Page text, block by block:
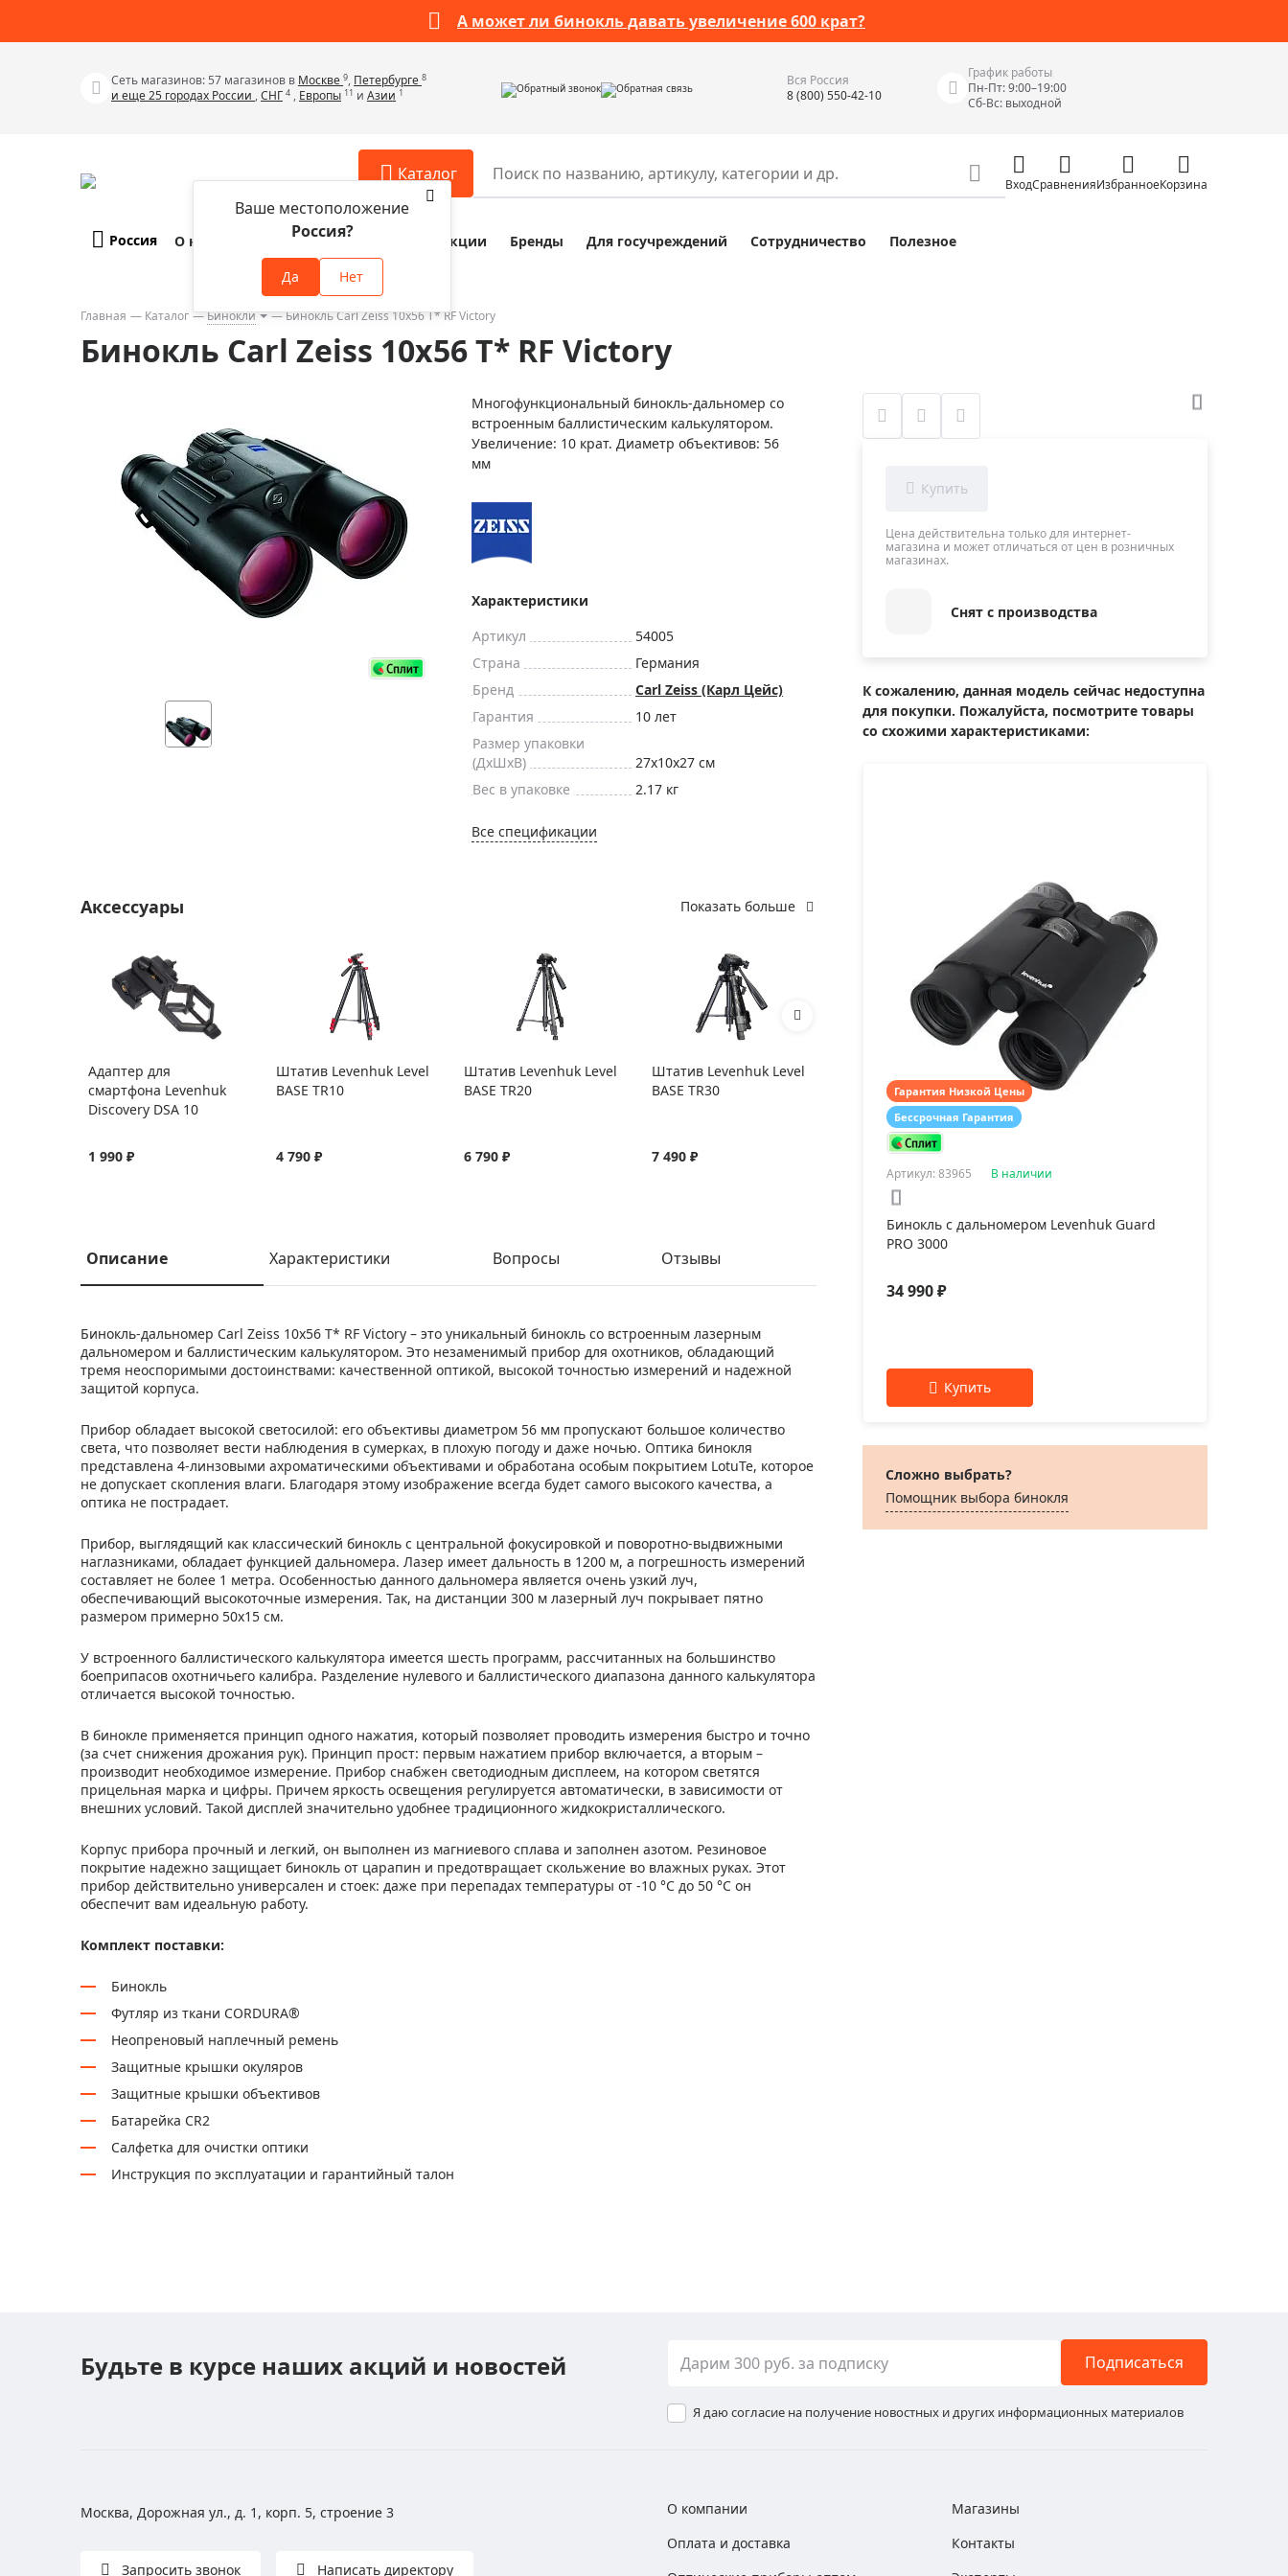
А может ли бинокль давать увеличение 600 крат?
Сеть магазинов: 57 магазинов в Москве 9, Петербурге 8
и еще 25 городах России ,СНГ 4 , Европы 11 и Азии 1 Обратный звонок Обратная связь
Вся Россия
8 (800) 550-42-10
График работы
Пн-Пт: 9:00–19:00
Сб-Вс: выходной
Каталог
Телескопы
Бинокли
Зрительные трубы
Приборы ночного видения
Тепловизоры
Прицелы
Метеостанции, барометры, часы
Астропланетарии
Подарки
Аксессуары для микроскопов
Аксессуары для зрительных труб
Аксессуары для луп
Аксессуары для приборов ночного
Распродажа
Распродажа оптики по специальным
ценам
Распродажа выставочных образцов
Разное
Наборы исследователя Bresser Junior
Наборы для химических опытов
Глобусы
Глобусы интерактивные
Фонари
Элементы питания, карты памяти
Фотоловушки
Фотооборудование
Мерч
Измерительные инструменты
Приборы неразрушающего контроля
Приборы теплового контроля
Детекторы проводки
Лазерные дальномеры
Курвиметры
Тестеры качества воды
ВходСравненияИзбранноеКорзина
Россия
Ваше местоположение
Россия?
Да Нет
О компании Оплата и доставка Акции Бренды Для госучреждений Сотрудничество Полезное
Главная Каталог Бинокли Бинокль Carl Zeiss 10x56 Т* RF Victory
Бинокль Carl Zeiss 10x56 Т* RF Victory
Многофункциональный бинокль-дальномер со
встроенным баллистическим калькулятором.
Увеличение: 10 крат. Диаметр объективов: 56
мм
Характеристики
Артикул
54005
Страна
Германия
Бренд
Carl Zeiss (Карл Цейс)
Гарантия
10 лет
Размер упаковки
(ДxШxВ)
27x10x27 см
Вес в упаковке
2.17 кг
Все спецификации
Аксессуары Показать больше
Адаптер для
смартфона Levenhuk
Discovery DSA 10
1 990 ₽
Штатив Levenhuk Level
BASE TR10
4 790 ₽
Штатив Levenhuk Level
BASE TR20
6 790 ₽
Штатив Levenhuk Level
BASE TR30
7 490 ₽
BASE TR40
Штатив Levenhuk Level
PLUS VT10
Описание Характеристики Вопросы Отзывы
Бинокль-дальномер Carl Zeiss 10x56 Т* RF Victory – это уникальный бинокль со встроенным лазерным
дальномером и баллистическим калькулятором. Это незаменимый прибор для охотников, обладающий
тремя неоспоримыми достоинствами: качественной оптикой, высокой точностью измерений и надежной
защитой корпуса.
Прибор обладает высокой светосилой: его объективы диаметром 56 мм пропускают большое количество
света, что позволяет вести наблюдения в сумерках, в плохую погоду и даже ночью. Оптика бинокля
представлена 4-линзовыми ахроматическими объективами и обработана особым покрытием LotuTe, которое
не допускает скопления влаги. Благодаря этому изображение всегда будет самого высокого качества, а
оптика не пострадает.
Прибор, выглядящий как классический бинокль с центральной фокусировкой и поворотно-выдвижными
наглазниками, обладает функцией дальномера. Лазер имеет дальность в 1200 м, а погрешность измерений
составляет не более 1 метра. Особенностью данного дальномера является очень узкий луч,
обеспечивающий высокоточные измерения. Так, на дистанции 300 м лазерный луч покрывает пятно
размером примерно 50x15 см.
У встроенного баллистического калькулятора имеется шесть программ, рассчитанных на большинство
боеприпасов охотничьего калибра. Разделение нулевого и баллистического диапазона данного калькулятора
отличается высокой точностью.
В бинокле применяется принцип одного нажатия, который позволяет проводить измерения быстро и точно
(за счет снижения дрожания рук). Принцип прост: первым нажатием прибор включается, а вторым –
производит необходимое измерение. Прибор снабжен светодиодным дисплеем, на котором светятся
прицельная марка и цифры. Причем яркость освещения регулируется автоматически, в зависимости от
внешних условий. Такой дисплей значительно удобнее традиционного жидкокристаллического.
Корпус прибора прочный и легкий, он выполнен из магниевого сплава и заполнен азотом. Резиновое
покрытие надежно защищает бинокль от царапин и предотвращает скольжение во влажных руках. Этот
прибор действительно универсален и стоек: даже при перепадах температуры от -10 °С до 50 °С он
обеспечит вам идеальную работу.
Комплект поставки:
Бинокль
Футляр из ткани CORDURA®
Неопреновый наплечный ремень
Защитные крышки окуляров
Защитные крышки объективов
Батарейка СR2
Салфетка для очистки оптики
Инструкция по эксплуатации и гарантийный талон
Цена действительна только для интернет-
магазина и может отличаться от цен в розничных
магазинах.
Снят с производства
К сожалению, данная модель сейчас недоступна
для покупки. Пожалуйста, посмотрите товары
со схожими характеристиками:
Гарантия Низкой Цены
Бессрочная Гарантия
Артикул: 83965 В наличии
Бинокль с дальномером Levenhuk Guard
PRO 3000
34 990 ₽
Сложно выбрать?
Помощник выбора бинокля
Будьте в курсе наших акций и новостей Подписаться
Я даю согласие на получение новостных и других информационных материалов
Москва, Дорожная ул., д. 1, корп. 5, строение 3
Запросить звонок Написать директору
О компании
Оплата и доставка
Магазины
Контакты